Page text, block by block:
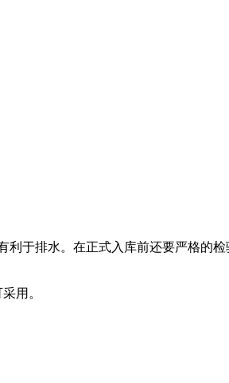
利于排水。在正式入库前还要严格的检
用。